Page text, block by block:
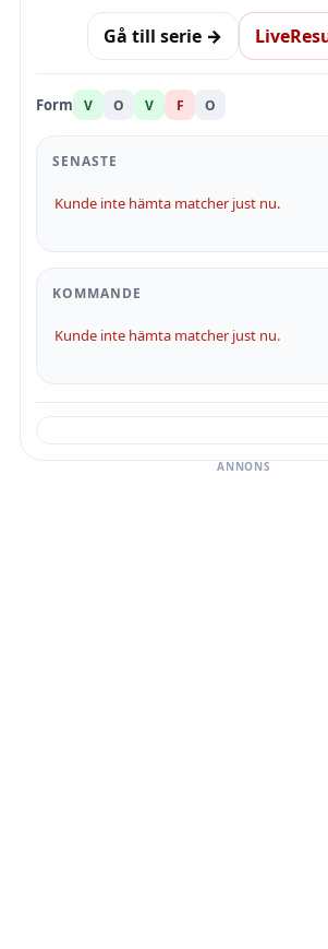
Gå till serie →
Form V O V F O
SENASTE
Kunde inte hämta matcher just nu.
KOMMANDE
Kunde inte hämta matcher just nu.
ANNONS